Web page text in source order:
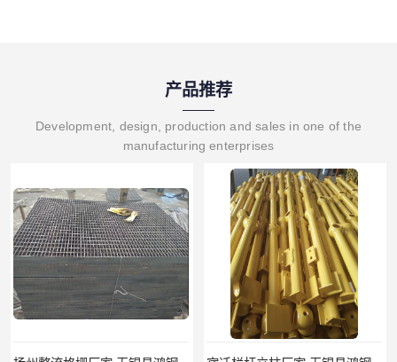
产品推荐
Development, design, production and sales in one of the
manufacturing enterprises